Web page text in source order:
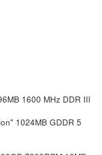
1600 MHz DDR III
1024MB GDDR 5